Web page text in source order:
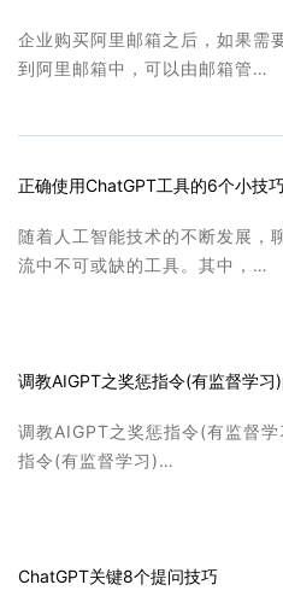
企业购买阿里邮箱之后，如果需
到阿里邮箱中，可以由邮箱管…
正确使用ChatGPT工具的6个小技
随着人工智能技术的不断发展，
流中不可或缺的工具。其中，…
调教AIGPT之奖惩指令(有监督学习
调教AIGPT之奖惩指令(有监督
指令(有监督学习)…
ChatGPT关键8个提问技巧